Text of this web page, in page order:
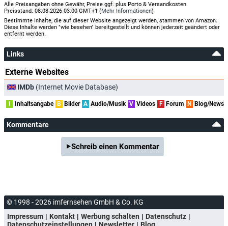
Alle Preisangaben ohne Gewähr, Preise ggf. plus Porto & Versandkosten.
Preisstand: 08.08.2026 03:00 GMT+1 (Mehr Informationen)
Bestimmte Inhalte, die auf dieser Website angezeigt werden, stammen von Amazon.
Diese Inhalte werden "wie besehen" bereitgestellt und können jederzeit geändert oder
entfernt werden.
Links
Externe Websites
IMDb (Internet Movie Database)
I Inhaltsangabe B Bilder A Audio/Musik V Videos F Forum N Blog/News
Kommentare
Schreib einen Kommentar
© 1998 - 2026 imfernsehen GmbH & Co. KG
Impressum
Kontakt Werbung schalten
Datenschutz
Datenschutzeinstellungen
Newsletter Blog